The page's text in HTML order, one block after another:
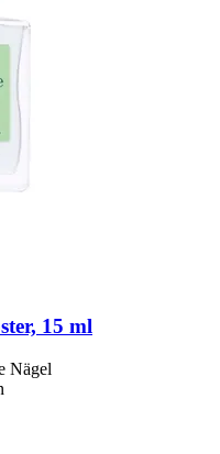
15 ml
Nägel